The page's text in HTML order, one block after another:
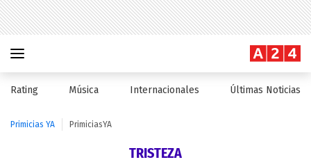
Rating Música Internacionales Últimas Noticias
Primicias YA PrimiciasYA
TRISTEZA